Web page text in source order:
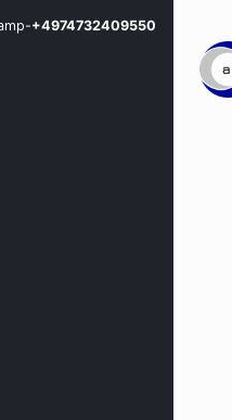
+4974732409550